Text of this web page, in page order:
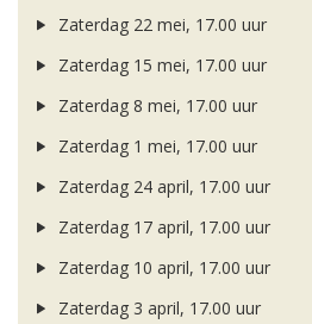
Zaterdag 22 mei, 17.00 uur
Zaterdag 15 mei, 17.00 uur
Zaterdag 8 mei, 17.00 uur
Zaterdag 1 mei, 17.00 uur
Zaterdag 24 april, 17.00 uur
Zaterdag 17 april, 17.00 uur
Zaterdag 10 april, 17.00 uur
Zaterdag 3 april, 17.00 uur